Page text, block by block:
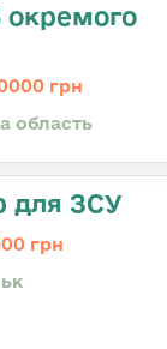
окремого
грн
область
для ЗСУ
грн